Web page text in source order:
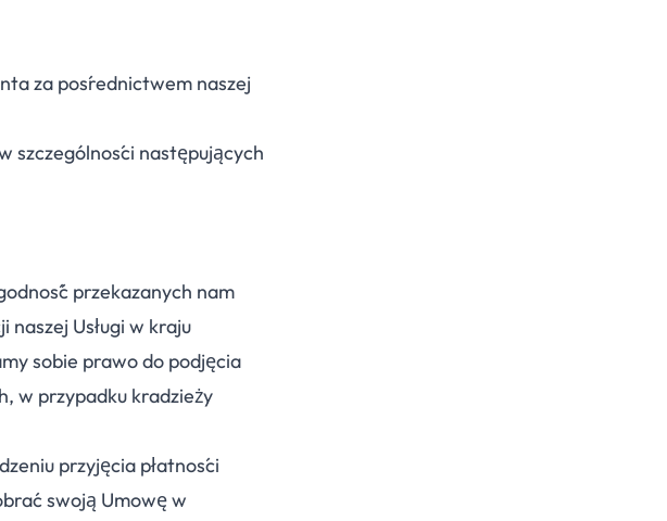
za pośrednictwem naszej
szczególności następujących
przekazanych nam
Usługi w kraju
sobie prawo do podjęcia
w przypadku kradzieży
przyjęcia płatności
swoją Umowę w